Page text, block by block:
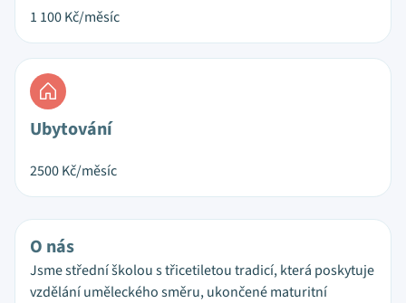
1 100Kč/měsíc
Ubytování
2500Kč/měsíc
O nás
Jsme střední školou s třicetiletou tradicí, která poskytuje
vzdělání uměleckého směru, ukončené maturitní